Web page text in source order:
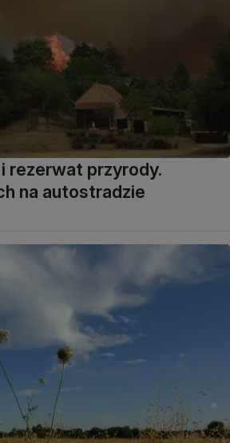
i rezerwat przyrody.
na autostradzie